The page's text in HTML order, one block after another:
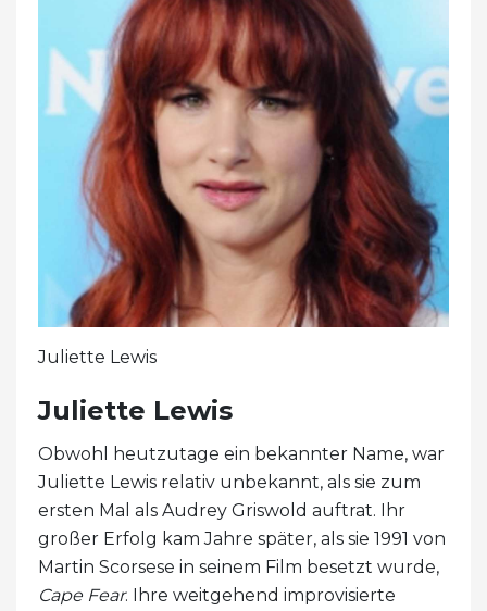
Juliette Lewis
Juliette Lewis
Obwohl heutzutage ein bekannter Name, war
Juliette Lewis relativ unbekannt, als sie zum
ersten Mal als Audrey Griswold auftrat. Ihr
großer Erfolg kam Jahre später, als sie 1991 von
Martin Scorsese in seinem Film besetzt wurde,
Cape Fear. Ihre weitgehend improvisierte